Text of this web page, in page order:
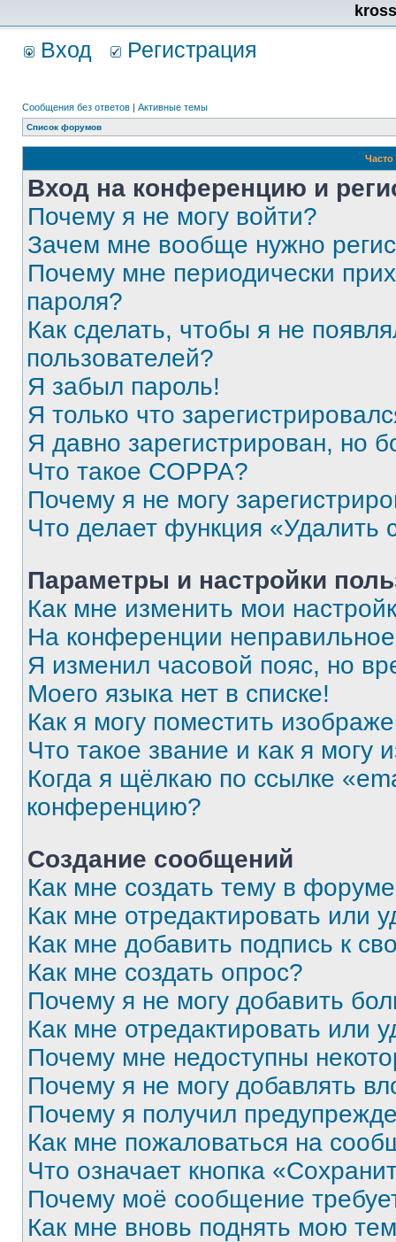
Вход Регистрация
Сообщения без ответов | Активные темы
Список форумов
Вход на конференцию и
Почему я не могу войти?
Зачем мне вообще нужно
Почему мне периодически
пароля?
Как сделать, чтобы я не
пользователей?
Я забыл пароль!
Я только что
Я давно зарегистрирован, но
Что такое COPPA?
Почему я не могу
Что делает функция «Удалить
Параметры и настройки
Как мне изменить мои
На конференции
Я изменил часовой пояс, но
Моего языка нет в списке!
Как я могу поместить
Что такое звание и как я могу
Когда я щёлкаю по ссылке
конференцию?
Создание сообщений
Как мне создать тему в
Как мне отредактировать или
Как мне добавить подпись к
Как мне создать опрос?
Почему я не могу добавить
Как мне отредактировать или
Почему мне недоступны
Почему я не могу добавлять
Почему я получил
Как мне пожаловаться на
Что означает кнопка
Почему моё сообщение
Как мне вновь поднять мою